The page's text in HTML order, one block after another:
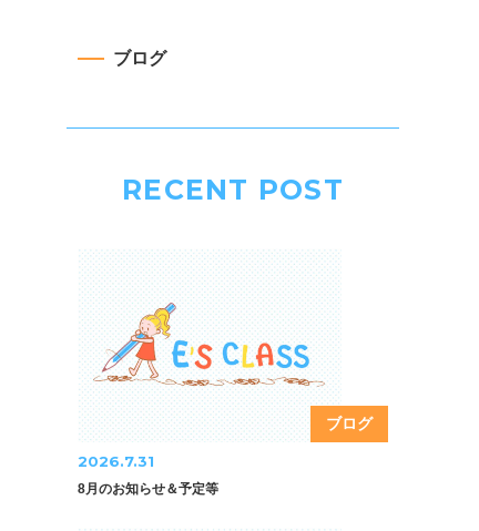
ブログ
RECENT POST
ブログ
2026.7.31
8月のお知らせ＆予定等